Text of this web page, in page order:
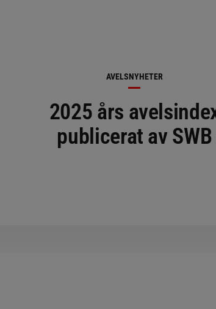
AVELSNYHETER
2025 års
publicerat av SWB